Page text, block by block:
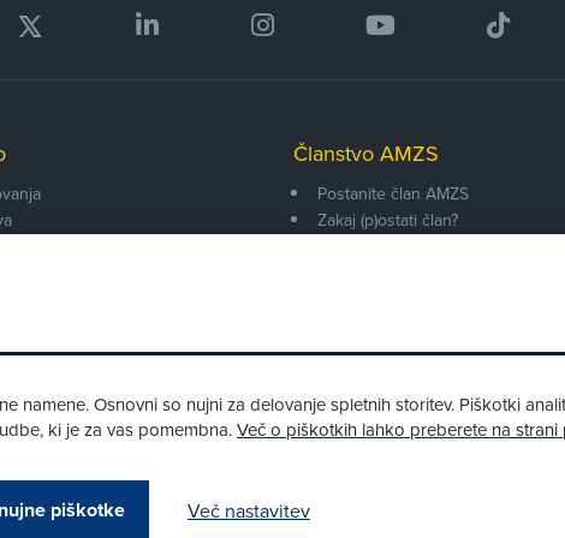
Članstvo AMZS
Postanite član AMZS
Zakaj (p)ostati član?
namene. Osnovni so nujni za delovanje spletnih storitev. Piškotki
ki je za vas pomembna.Več o piškotkih lahko preberete na strani
piškotke Več nastavitev